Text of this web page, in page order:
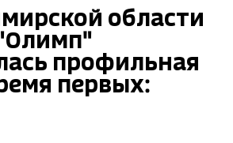
области
профильная
первых: